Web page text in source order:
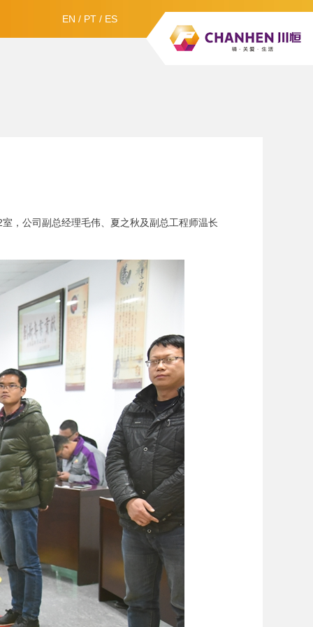
EN / PT / ES
，公司副总经理毛伟、夏之秋及副总工程师温长